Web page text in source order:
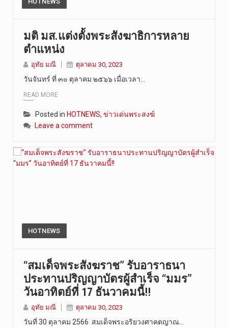
การประกาศใ…
วันที่ 8 ส…
มติ มส.แต่งตั้งพระสังฆาธิการหลาย
ตำแหน่ง
อุทัย มณี ตุลาคม 30, 2023
วันจันทร์ ที่ ๓๐ ตุลาคม ๒๕๖๖ เมื่อเวลา…
READ MORE
Posted in HOTNEWS, ข่าวเด่นพระสงฆ์
Leave a comment
HOTNEWS
“สมเด็จพระสังฆราช” รับอาราธนา
ประทานปริญญาบัตรผู้สำเร็จ “มมร”
วันอาทิตย์ที่ 17 ธันวาคมนี้!!
อุทัย มณี ตุลาคม 30, 2023
วันที่ 30 ตุลาคม 2566 สมเด็จพระอริยวงศาคตญาณ…